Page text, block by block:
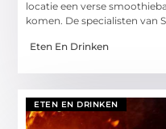
locatie een verse
komen. De specialisten van
Eten En Drinken
ETEN EN DRINKEN